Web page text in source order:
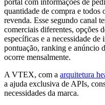
quantidade de compra e todos
revenda. Esse segundo canal
comerciais diferentes, opções
específicas e a necessidade
pontuação, ranking e anúncio
ocorre mensalmente.
A VTEX, com a arquitetura
a ajuda exclusiva de APIs,
necessidades da marca.